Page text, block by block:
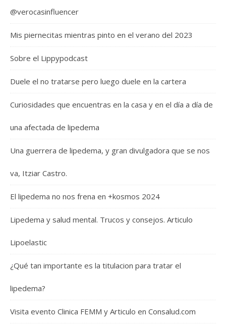
@verocasinfluencer
Mis piernecitas mientras pinto en el verano del 2023
Sobre el Lippypodcast
Duele el no tratarse pero luego duele en la cartera
Curiosidades que encuentras en la casa y en el día a día de
una afectada de lipedema
Una guerrera de lipedema, y gran divulgadora que se nos
va, Itziar Castro.
El lipedema no nos frena en +kosmos 2024
Lipedema y salud mental. Trucos y consejos. Articulo
Lipoelastic
¿Qué tan importante es la titulacion para tratar el
lipedema?
Visita evento Clinica FEMM y Articulo en Consalud.com